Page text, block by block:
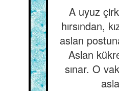
A uyuz
hırsından,
aslan
Aslan
sınar. O